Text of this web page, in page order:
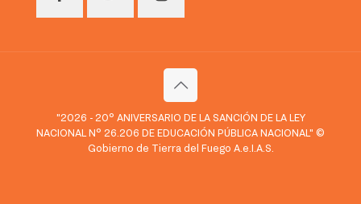
"2026 - 20° ANIVERSARIO DE LA SANCIÓN DE LA LEY
NACIONAL N° 26.206 DE EDUCACIÓN PÚBLICA NACIONAL" ©
Gobierno de Tierra del Fuego A.e.I.A.S.